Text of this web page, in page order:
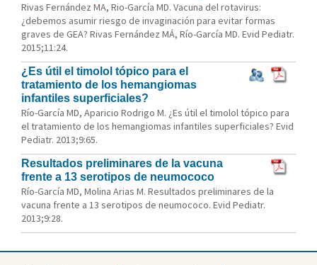
Rivas Fernández MA, Rio-García MD. Vacuna del rotavirus:
¿debemos asumir riesgo de invaginación para evitar formas
graves de GEA? Rivas Fernández MÁ, Río-García MD. Evid Pediatr.
2015;11:24.
¿Es útil el timolol tópico para el
tratamiento de los hemangiomas
infantiles superficiales?
Río-García MD, Aparicio Rodrigo M. ¿Es útil el timolol tópico para
el tratamiento de los hemangiomas infantiles superficiales? Evid
Pediatr. 2013;9:65.
Resultados preliminares de la vacuna
frente a 13 serotipos de neumococo
Río-García MD, Molina Arias M. Resultados preliminares de la
vacuna frente a 13 serotipos de neumococo. Evid Pediatr.
2013;9:28.